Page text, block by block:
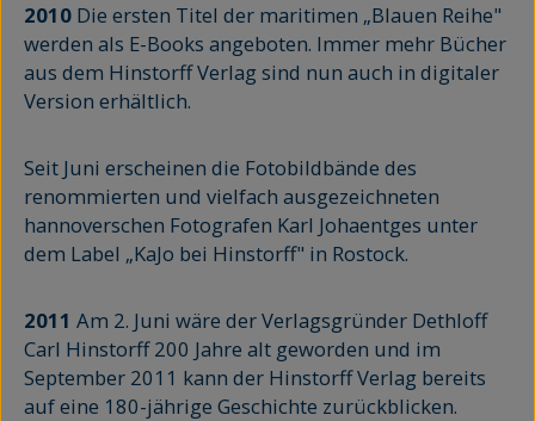
2010 Die ersten Titel der maritimen „Blauen Reihe"
werden als E-Books angeboten. Immer mehr Bücher
aus dem Hinstorff Verlag sind nun auch in digitaler
Version erhältlich.
Seit Juni erscheinen die Fotobildbände des
renommierten und vielfach ausgezeichneten
hannoverschen Fotografen Karl Johaentges unter
dem Label „KaJo bei Hinstorff" in Rostock.
2011 Am 2. Juni wäre der Verlagsgründer Dethloff
Carl Hinstorff 200 Jahre alt geworden und im
September 2011 kann der Hinstorff Verlag bereits
auf eine 180-jährige Geschichte zurückblicken.